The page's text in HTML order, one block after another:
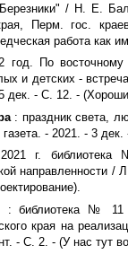
/ Н. Е.
Перм. гос.
работа как
год. По
и детских -
дек. - С. 12. -
: праздник света,
- 2021. - 3 дек.
г. библиотека
направленности
: библиотека № 11
края на
- С. 2. - (У нас тут